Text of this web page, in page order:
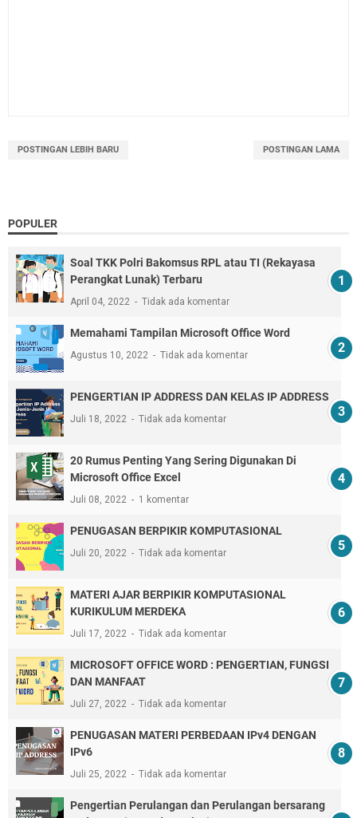
POSTINGAN LEBIH BARU POSTINGAN LAMA
POPULER
Soal TKK Polri Bakomsus RPL atau TI (Rekayasa
Perangkat Lunak) Terbaru
April 04, 2022 Tidak ada komentar
Memahami Tampilan Microsoft Office Word
Agustus 10, 2022 Tidak ada komentar
PENGERTIAN IP ADDRESS DAN KELAS IP ADDRESS
Juli 18, 2022 Tidak ada komentar
20 Rumus Penting Yang Sering Digunakan Di
Microsoft Office Excel
Juli 08, 2022 1 komentar
PENUGASAN BERPIKIR KOMPUTASIONAL
Juli 20, 2022 Tidak ada komentar
MATERI AJAR BERPIKIR KOMPUTASIONAL
KURIKULUM MERDEKA
Juli 17, 2022 Tidak ada komentar
MICROSOFT OFFICE WORD : PENGERTIAN, FUNGSI
DAN MANFAAT
Juli 27, 2022 Tidak ada komentar
PENUGASAN MATERI PERBEDAAN IPv4 DENGAN
IPv6
Juli 25, 2022 Tidak ada komentar
Pengertian Perulangan dan Perulangan bersarang